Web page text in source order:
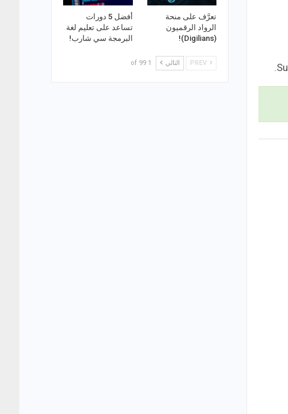
تعرَّف على منحة
الرواد الرقميون
(Digilians)!
أفضل 5 دورات
تساعد على تعليم لغة
البرمجة سي شارب!
التالي 1 of 99